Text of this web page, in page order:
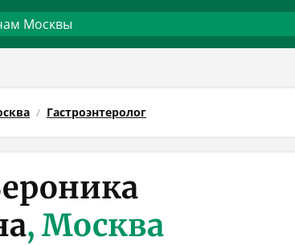
Гастроэнтеролог
, Москва